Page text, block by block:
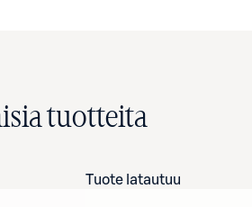
tuotteita
Tuote latautuu